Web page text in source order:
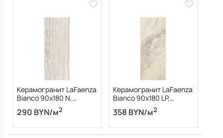
Керамогранит LaFaenza
Bianco 90х180 N,
Travertino Oniciato, 10
мм
290 BYN/м2
Керамогранит LaFaenza
Bianco 90х180 LP,
Travertino Rapolano, 10
мм
358 BYN/м2